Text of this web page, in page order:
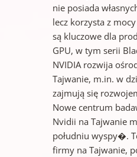
nie posiada
lecz korzysta z
są kluczowe dla
GPU, w tym serii
NVIDIA rozwija
Tajwanie, m.in. w
zajmują się
Nowe centrum
Nvidii na Tajwanie
południu wyspy�.
firmy na Tajwanie,